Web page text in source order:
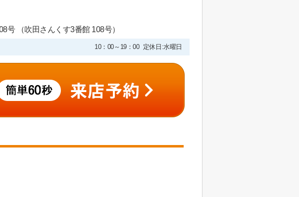
号 （吹田さんくす3番館 108号）
10：00～19：00 定休日:水曜日